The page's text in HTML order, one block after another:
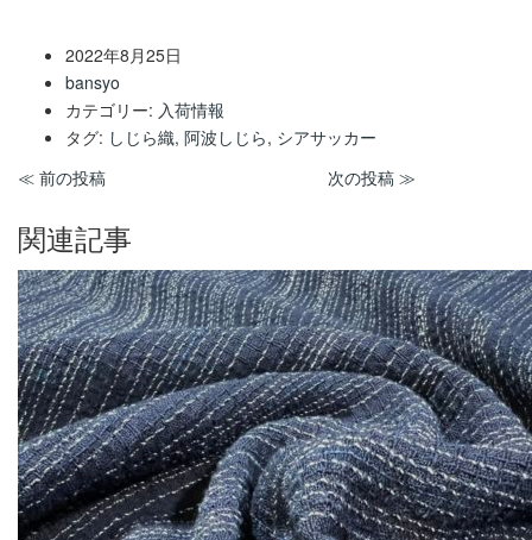
2022年8月25日
bansyo
カテゴリー: 入荷情報
タグ: しじら織, 阿波しじら, シアサッカー
≪ 前の投稿
次の投稿 ≫
関連記事